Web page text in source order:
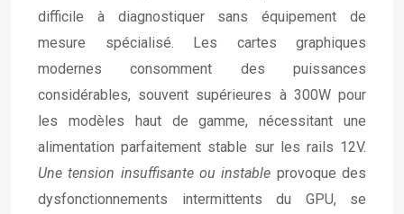
difficile à diagnostiquer sans équipement de
mesure spécialisé. Les cartes graphiques
modernes consomment des puissances
considérables, souvent supérieures à 300W pour
les modèles haut de gamme, nécessitant une
alimentation parfaitement stable sur les rails 12V.
Une tension insuffisante ou instable provoque des
dysfonctionnements intermittents du GPU, se